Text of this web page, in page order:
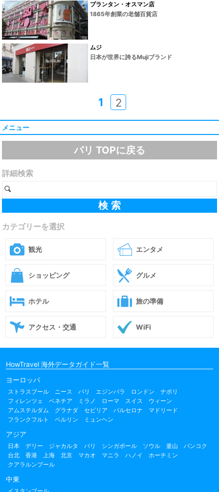
プランタン・オスマン店
1865年創業の老舗百貨店
ムジ
日本が世界に誇るMujiブランド
1 2
メニュー
パリ TOPに戻る
詳細検索
カテゴリーを選択
観光 エンタメ
ショッピング グルメ
ホテル 旅の準備
アクセス・交通 WiFi
HowTravel 海外データガイド一覧
ヨーロッパ
ストラスブール ニース パリ エジンバラ ロンドン
ナポリ
フィレンツェ
ベネチア ミラノ ローマ スイス
ウィーン
アムステルダム
グラナダ セビリア バルセロナ
マドリード
フランクフルト
ベルリン ミュンヘン
アジア
日本 デリー ジャカルタ バリ シンガポール ソウル 釜山
バンコク
台北
香港 上海 北京 マカオ マニラ ハノイ
ホーチミン
クアラルンプール
中東